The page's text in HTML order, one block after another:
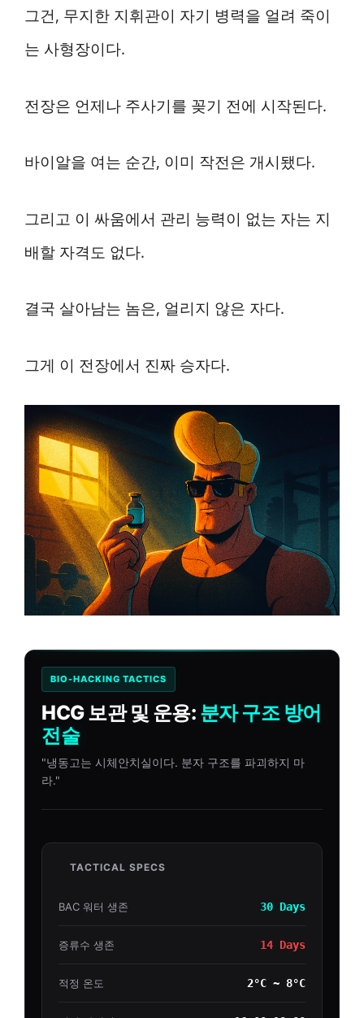
그건, 무지한 지휘관이 자기 병력을 얼려 죽이
는 사형장이다.
전장은 언제나 주사기를 꽂기 전에 시작된다.
바이알을 여는 순간, 이미 작전은 개시됐다.
그리고 이 싸움에서 관리 능력이 없는 자는 지
배할 자격도 없다.
결국 살아남는 놈은, 얼리지 않은 자다.
그게 이 전장에서 진짜 승자다.